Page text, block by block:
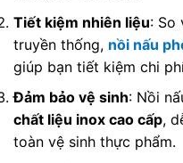
Tiết kiệm nhiên liệu: So
truyền thống, nồi nấu
giúp bạn tiết kiệm chi
Đảm bảo vệ sinh: Nồi
chất liệu inox cao cấp,
toàn vệ sinh thực phẩm.